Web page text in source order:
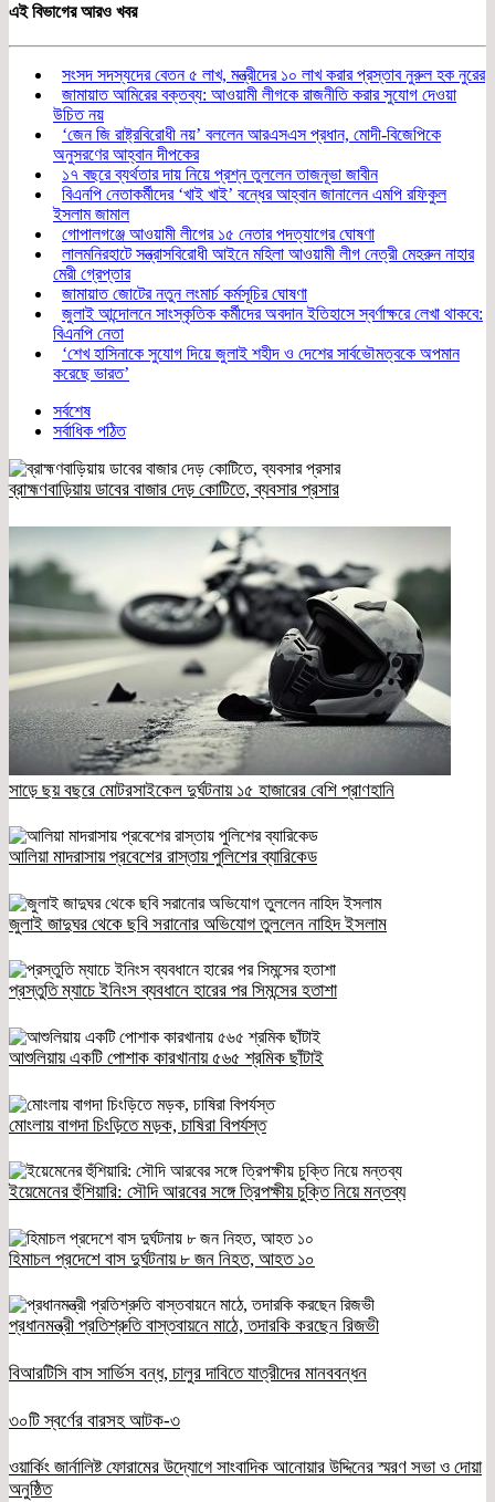
এই বিভাগের আরও খবর
সংসদ সদস্যদের বেতন ৫ লাখ, মন্ত্রীদের ১০ লাখ করার প্রস্তাব নুরুল হক নুরের
জামায়াত আমিরের বক্তব্য: আওয়ামী লীগকে রাজনীতি করার সুযোগ দেওয়া
উচিত নয়
‘জেন জি রাষ্ট্রবিরোধী নয়’ বললেন আরএসএস প্রধান, মোদী-বিজেপিকে
অনুসরণের আহ্বান দীপকের
১৭ বছরে ব্যর্থতার দায় নিয়ে প্রশ্ন তুললেন তাজনূভা জাবীন
বিএনপি নেতাকর্মীদের ‘খাই খাই’ বন্ধের আহ্বান জানালেন এমপি রফিকুল
ইসলাম জামাল
গোপালগঞ্জে আওয়ামী লীগের ১৫ নেতার পদত্যাগের ঘোষণা
লালমনিরহাটে সন্ত্রাসবিরোধী আইনে মহিলা আওয়ামী লীগ নেত্রী মেহরুন নাহার
মেরী গ্রেপ্তার
জামায়াত জোটের নতুন লংমার্চ কর্মসূচির ঘোষণা
জুলাই আন্দোলনে সাংস্কৃতিক কর্মীদের অবদান ইতিহাসে স্বর্ণাক্ষরে লেখা থাকবে:
বিএনপি নেতা
‘শেখ হাসিনাকে সুযোগ দিয়ে জুলাই শহীদ ও দেশের সার্বভৌমত্বকে অপমান
করেছে ভারত’
সর্বশেষ
সর্বাধিক পঠিত
ব্রাহ্মণবাড়িয়ায় ডাবের বাজার দেড় কোটিতে, ব্যবসার প্রসার
সাড়ে ছয় বছরে মোটরসাইকেল দুর্ঘটনায় ১৫ হাজারের বেশি প্রাণহানি
আলিয়া মাদরাসায় প্রবেশের রাস্তায় পুলিশের ব্যারিকেড
জুলাই জাদুঘর থেকে ছবি সরানোর অভিযোগ তুললেন নাহিদ ইসলাম
প্রস্তুতি ম্যাচে ইনিংস ব্যবধানে হারের পর সিমন্সের হতাশা
আশুলিয়ায় একটি পোশাক কারখানায় ৫৬৫ শ্রমিক ছাঁটাই
মোংলায় বাগদা চিংড়িতে মড়ক, চাষিরা বিপর্যস্ত
ইয়েমেনের হুঁশিয়ারি: সৌদি আরবের সঙ্গে ত্রিপক্ষীয় চুক্তি নিয়ে মন্তব্য
হিমাচল প্রদেশে বাস দুর্ঘটনায় ৮ জন নিহত, আহত ১০
প্রধানমন্ত্রী প্রতিশ্রুতি বাস্তবায়নে মাঠে, তদারকি করছেন রিজভী
বিআরটিসি বাস সার্ভিস বন্ধ, চালুর দাবিতে যাত্রীদের মানববন্ধন
৩০টি স্বর্ণের বারসহ আটক-৩
ওয়ার্কিং জার্নালিষ্ট ফোরামের উদ্যোগে সাংবাদিক আনোয়ার উদ্দিনের স্মরণ সভা ও দোয়া
অনুষ্ঠিত